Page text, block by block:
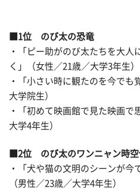
■1位 のび太の恐竜
・「ピー助がのび太たちを大人
く」（女性／21歳／大学3年生）
・「小さい時に観たのを今でも
大学院生）
・「初めて映画館で見た映画で
大学4年生）
■2位 のび太のワンニャン時空
・「犬や猫の文明のシーンが今
（男性／23歳／大学4年生）